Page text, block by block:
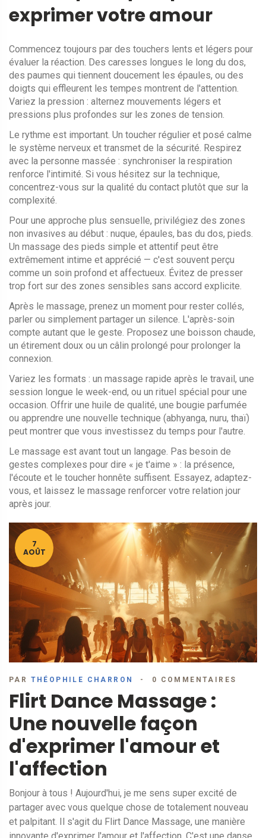
exprimer votre amour
Commencez toujours par des touchers lents et légers pour
évaluer la réaction. Des caresses longues le long du dos,
des paumes qui tiennent doucement les épaules, ou des
doigts qui effleurent les tempes montrent de l'attention.
Variez la pression : alternez mouvements légers et
pressions plus profondes sur les zones de tension.
Le rythme est important. Un toucher régulier et posé calme
le système nerveux et transmet de la sécurité. Respirez
avec la personne massée : synchroniser la respiration
renforce l'intimité. Si vous hésitez sur la technique,
concentrez-vous sur la qualité du contact plutôt que sur la
complexité.
Pour une approche plus sensuelle, privilégiez des zones
non invasives au début : nuque, épaules, bas du dos, pieds.
Un massage des pieds simple et attentif peut être
extrêmement intime et apprécié — c'est souvent perçu
comme un soin profond et affectueux. Évitez de presser
trop fort sur des zones sensibles sans accord explicite.
Après le massage, prenez un moment pour rester collés,
parler ou simplement partager un silence. L'après-soin
compte autant que le geste. Proposez une boisson chaude,
un étirement doux ou un câlin prolongé pour prolonger la
connexion.
Variez les formats : un massage rapide après le travail, une
session longue le week-end, ou un rituel spécial pour une
occasion. Offrir une huile de qualité, une bougie parfumée
ou apprendre une nouvelle technique (abhyanga, nuru, thaï)
peut montrer que vous investissez du temps pour l'autre.
Le massage est avant tout un langage. Pas besoin de
gestes complexes pour dire « je t'aime » : la présence,
l'écoute et le toucher honnête suffisent. Essayez, adaptez-
vous, et laissez le massage renforcer votre relation jour
après jour.
7
AOÛT
PAR THÉOPHILE CHARRON 0 COMMENTAIRES
Flirt Dance Massage :
Une nouvelle façon
d'exprimer l'amour et
l'affection
Bonjour à tous ! Aujourd'hui, je me sens super excité de
partager avec vous quelque chose de totalement nouveau
et palpitant. Il s'agit du Flirt Dance Massage, une manière